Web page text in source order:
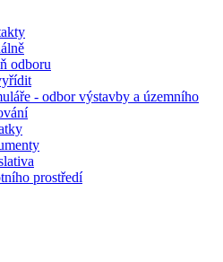
odboru
- odbor výstavby a územního
prostředí